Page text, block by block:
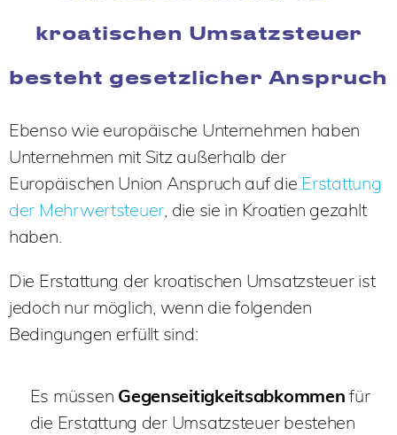
kroatischen Umsatzsteuer
besteht gesetzlicher Anspruch
Ebenso wie europäische Unternehmen haben
Unternehmen mit Sitz außerhalb der
Europäischen Union Anspruch auf die Erstattung
der Mehrwertsteuer , die sie in Kroatien gezahlt
haben.
Die Erstattung der kroatischen Umsatzsteuer ist
jedoch nur möglich, wenn die folgenden
Bedingungen erfüllt sind:
Es müssen Gegenseitigkeitsabkommen für
die Erstattung der Umsatzsteuer bestehen